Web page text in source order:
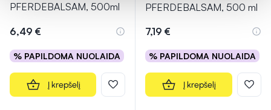
PFERDEBALSAM, 500ml
6,49 €
% PAPILDOMA NUOLAIDA
Į krepšelį
PFERDEBALSAM, 500 ml
7,19 €
% PAPILDOMA NUOLAIDA
Į krepšelį